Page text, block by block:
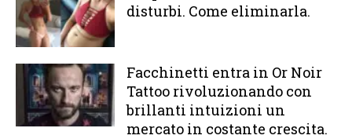
disturbi. Come eliminarla.
Facchinetti entra in Or Noir
Tattoo rivoluzionando con
brillanti intuizioni un
mercato in costante crescita.